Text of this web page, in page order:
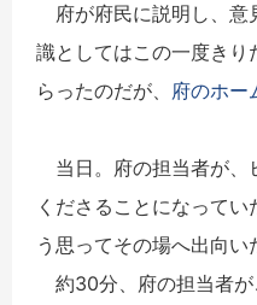
府が府民に説明し、意
識としてはこの一度きり
らったのだが、 府のホー
当日。府の担当者が、
くださることになって
う思ってその場へ出向い
約30分、府の担当者が